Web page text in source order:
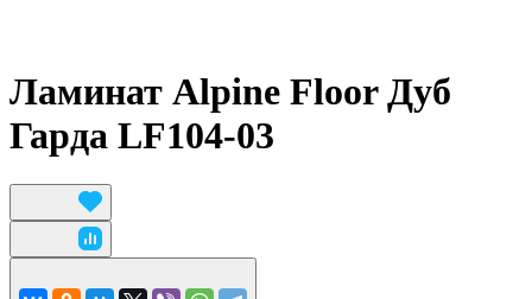
Ламинат Alpine Floor Дуб
Гарда LF104-03